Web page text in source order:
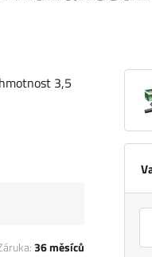
3,5
36 měsíců